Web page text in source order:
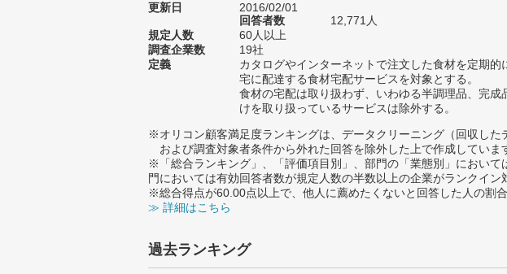
更新日
2016/02/01
回答者数
12,771人
規定人数
60人以上
調査企業数
19社
定義
カタログやインターネットで注文した食材を定期的
宅に配達する食材宅配サービスを対象とする。
食材の宅配は取り扱わず、いわゆる半調理品、完成
けを取り扱っているサービスは除外する。
※オリコン顧客満足度ランキングは、データクリーニング（回収した
および調査対象者条件から外れた回答を除外した上で作成していま
※「総合ランキング」、「評価項目別」、部門の「業態別」におい
門においては有効回答者数が規定人数の半数以上の企業がランクイン
※総合得点が60.00点以上で、他人に薦めたくないと回答した人の割
≫ 詳細はこちら
過去ランキング